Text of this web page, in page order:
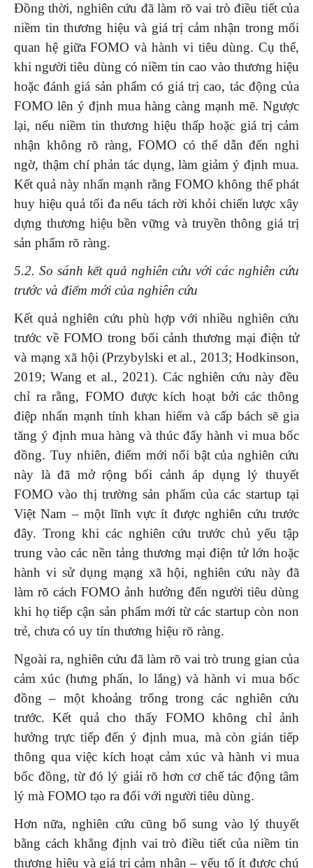
Đồng thời, nghiên cứu đã làm rõ vai trò điều tiết của
niềm tin thương hiệu và giá trị cảm nhận trong mối
quan hệ giữa FOMO và hành vi tiêu dùng. Cụ thể,
khi người tiêu dùng có niềm tin cao vào thương hiệu
hoặc đánh giá sản phẩm có giá trị cao, tác động của
FOMO lên ý định mua hàng càng mạnh mẽ. Ngược
lại, nếu niềm tin thương hiệu thấp hoặc giá trị cảm
nhận không rõ ràng, FOMO có thể dẫn đến nghi
ngờ, thậm chí phản tác dụng, làm giảm ý định mua.
Kết quả này nhấn mạnh rằng FOMO không thể phát
huy hiệu quả tối đa nếu tách rời khỏi chiến lược xây
dựng thương hiệu bền vững và truyền thông giá trị
sản phẩm rõ ràng.
5.2. So sánh kết quả nghiên cứu với các nghiên cứu
trước và điểm mới của nghiên cứu
Kết quả nghiên cứu phù hợp với nhiều nghiên cứu
trước về FOMO trong bối cảnh thương mại điện tử
và mạng xã hội (Przybylski et al., 2013; Hodkinson,
2019; Wang et al., 2021). Các nghiên cứu này đều
chỉ ra rằng, FOMO được kích hoạt bởi các thông
điệp nhấn mạnh tính khan hiếm và cấp bách sẽ gia
tăng ý định mua hàng và thúc đẩy hành vi mua bốc
đồng. Tuy nhiên, điểm mới nổi bật của nghiên cứu
này là đã mở rộng bối cảnh áp dụng lý thuyết
FOMO vào thị trường sản phẩm của các startup tại
Việt Nam – một lĩnh vực ít được nghiên cứu trước
đây. Trong khi các nghiên cứu trước chủ yếu tập
trung vào các nền tảng thương mại điện tử lớn hoặc
hành vi sử dụng mạng xã hội, nghiên cứu này đã
làm rõ cách FOMO ảnh hưởng đến người tiêu dùng
khi họ tiếp cận sản phẩm mới từ các startup còn non
trẻ, chưa có uy tín thương hiệu rõ ràng.
Ngoài ra, nghiên cứu đã làm rõ vai trò trung gian của
cảm xúc (hưng phấn, lo lắng) và hành vi mua bốc
đồng – một khoảng trống trong các nghiên cứu
trước. Kết quả cho thấy FOMO không chỉ ảnh
hưởng trực tiếp đến ý định mua, mà còn gián tiếp
thông qua việc kích hoạt cảm xúc và hành vi mua
bốc đồng, từ đó lý giải rõ hơn cơ chế tác động tâm
lý mà FOMO tạo ra đối với người tiêu dùng.
Hơn nữa, nghiên cứu cũng bổ sung vào lý thuyết
bằng cách khẳng định vai trò điều tiết của niềm tin
thương hiệu và giá trị cảm nhận – yếu tố ít được chú